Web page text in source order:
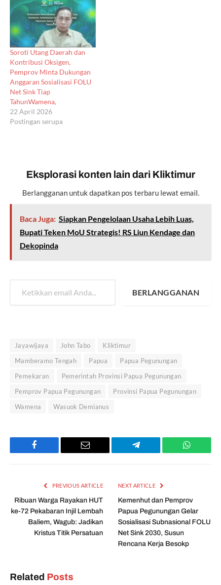
Soroti Utang Daerah dan
Kontribusi Oksigen,
Pemprov Minta Dukungan
Anggaran Sosialisasi FOLU
Net Sink Tiap
TahunWamena,
22 April 2026
Postingan serupa
Eksplorasi konten lain dari Kliktimur
Berlangganan untuk dapatkan pos terbaru lewat email.
Baca Juga: Siapkan Pengelolaan Usaha Lebih Luas,
Bupati Teken MoU Strategis! RS Liun Kendage dan
Dekopinda
Ketikkan email Anda...
BERLANGGANAN
Jayawijaya John Tabo
Kliktimur
Mamberamo Tengah
Papua
Papua Pegunungan
Pemekaran
Pemerintah Provinsi Papua Pegunungan
Pemprov Papua Pegunungan
Provinsi Papua Pegunungan
Wamena
Wasuok Demianus
Facebook Email Telegram
PREVIOUS ARTICLE
Ribuan Warga Rayakan HUT
ke-72 Pekabaran Injil Lembah
Baliem, Wagub: Jadikan
Kristus Titik Persatuan
NEXT ARTICLE
Kemenhut dan Pemprov
Papua Pegunungan Gelar
Sosialisasi Subnasional FOLU
Net Sink 2030, Susun
Rencana Kerja Besokp
Related Posts